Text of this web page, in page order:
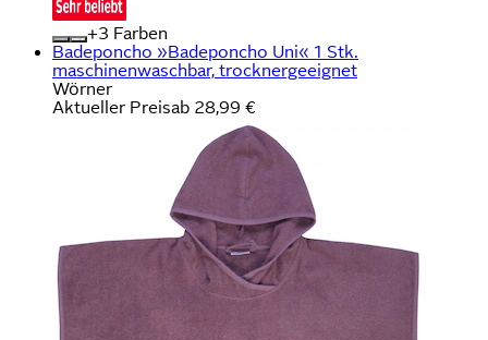
+
Farben
Badeponcho »Badeponcho Uni« 1 Stk.
maschinenwaschbar, trocknergeeignet
Wörner
Aktueller Preisab 28,99 €